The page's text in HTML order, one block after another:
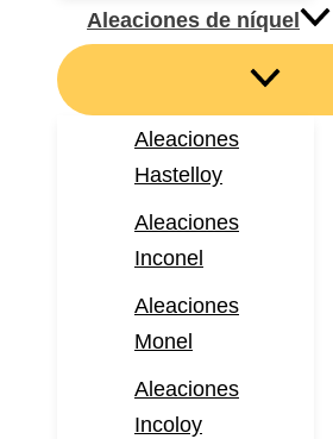
Aleaciones de níquel
Aleaciones
Hastelloy
Aleaciones
Inconel
Aleaciones
Monel
Aleaciones
Incoloy